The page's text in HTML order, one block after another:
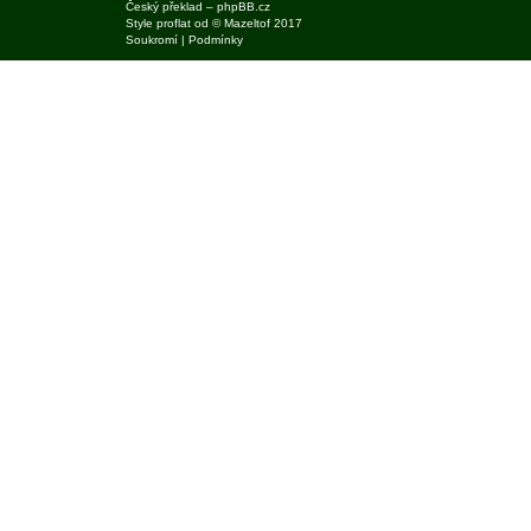
Český překlad – phpBB.cz
Style proflat od ©Mazeltof 2017
Soukromí | Podmínky